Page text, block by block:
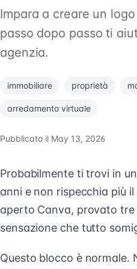
Impara a creare un
passo dopo passo ti
agenzia.
immobiliare proprietà
arredamento virtuale
Pubblicato il May 13, 2026
Probabilmente ti trovi in
anni e non rispecchia più
aperto Canva, provato
sensazione che tutto
Questo blocco è normale.